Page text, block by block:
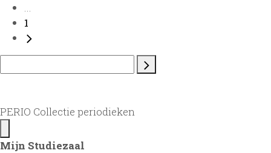
1
PERIO Collectie periodieken
Mijn Studiezaal